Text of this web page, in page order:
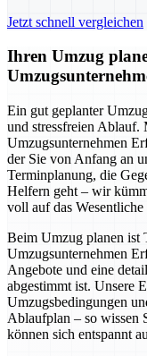
Jetzt schnell vergleichen
Ihren Umzug
Ein gut geplanter
und stressfreien Ablauf.
Umzugsunternehmen
der Sie von Anfang an
Terminplanung, die
Helfern geht – wir
voll auf das
Beim Umzug planen ist
Umzugsunternehmen
Angebote und eine
abgestimmt ist. Unsere
Umzugsbedingungen
Ablaufplan – so wissen
können sich entspannt